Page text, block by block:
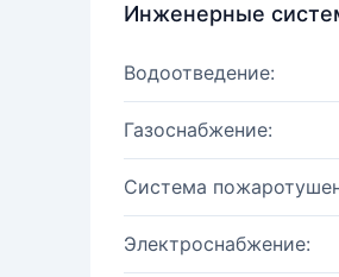
Инженерные
Водоотведение:
Газоснабжение:
Система
Электроснабжение: